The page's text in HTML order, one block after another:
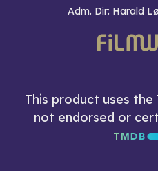
Adm. Dir: Harald
This product uses
not endorsed or